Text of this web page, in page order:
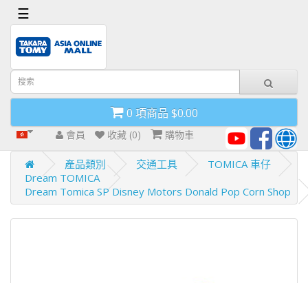
首
頁
導
欄
☰
0 項商品 $0.00
會員 收藏 (0) 購物車
產品類別 交通工具
TOMICA 車仔
Dream TOMICA
Dream Tomica SP Disney Motors Donald Pop Corn Shop